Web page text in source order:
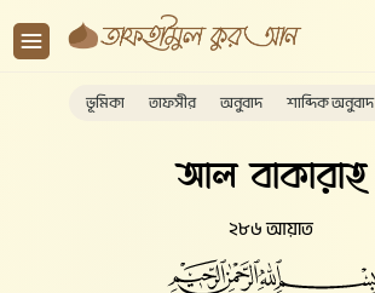
ভূমিকা তাফসীর অনুবাদ শাব্দিক অনুবাদ
আল বাকারাহ
২৮৬ আয়াত